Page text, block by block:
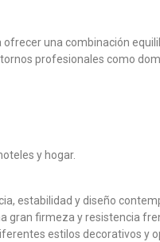
ofrecer una combinación
profesionales como
y hogar.
estabilidad y diseño
gran firmeza y resistencia
estilos decorativos y